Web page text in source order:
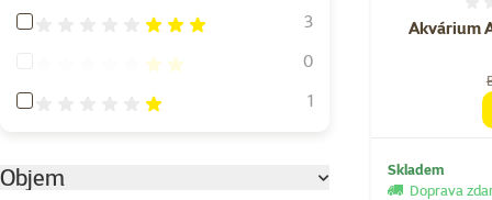
Hodnocení 60%
3
Hodnocení 40%
0
Hodnocení 20%
1
Objem
Akvárium
Skladem
Doprava